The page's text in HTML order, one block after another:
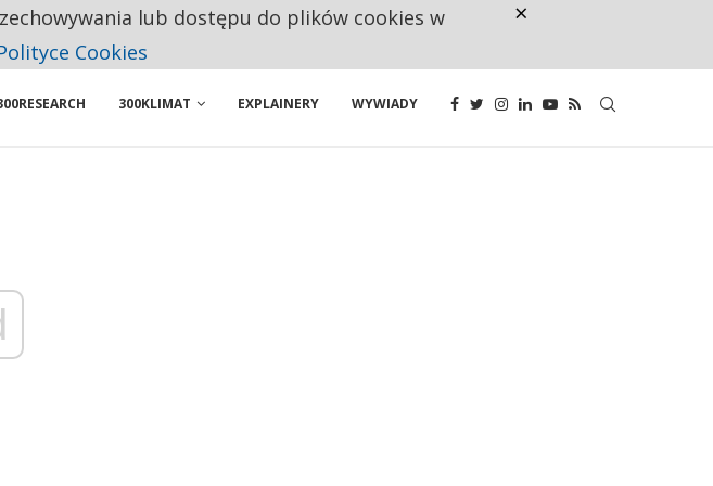
Z POLSKI
300KLIMAT EXPLAINERY WYWIADY
lub dostępu do plików cookies w
Cookies
×